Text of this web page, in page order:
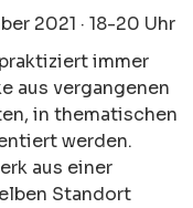
2021 · 18-20 Uhr
immer
aus vergangenen
in thematischen
werden.
aus einer
Standort